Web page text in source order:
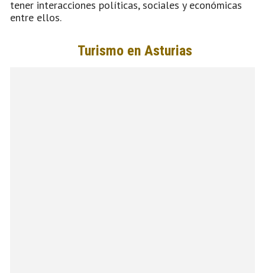
tener interacciones políticas, sociales y económicas
entre ellos.